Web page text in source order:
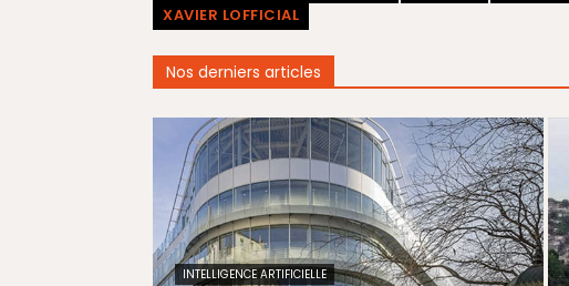
XAVIER LOFFICIAL
Nos derniers articles
INTELLIGENCE ARTIFICIELLE